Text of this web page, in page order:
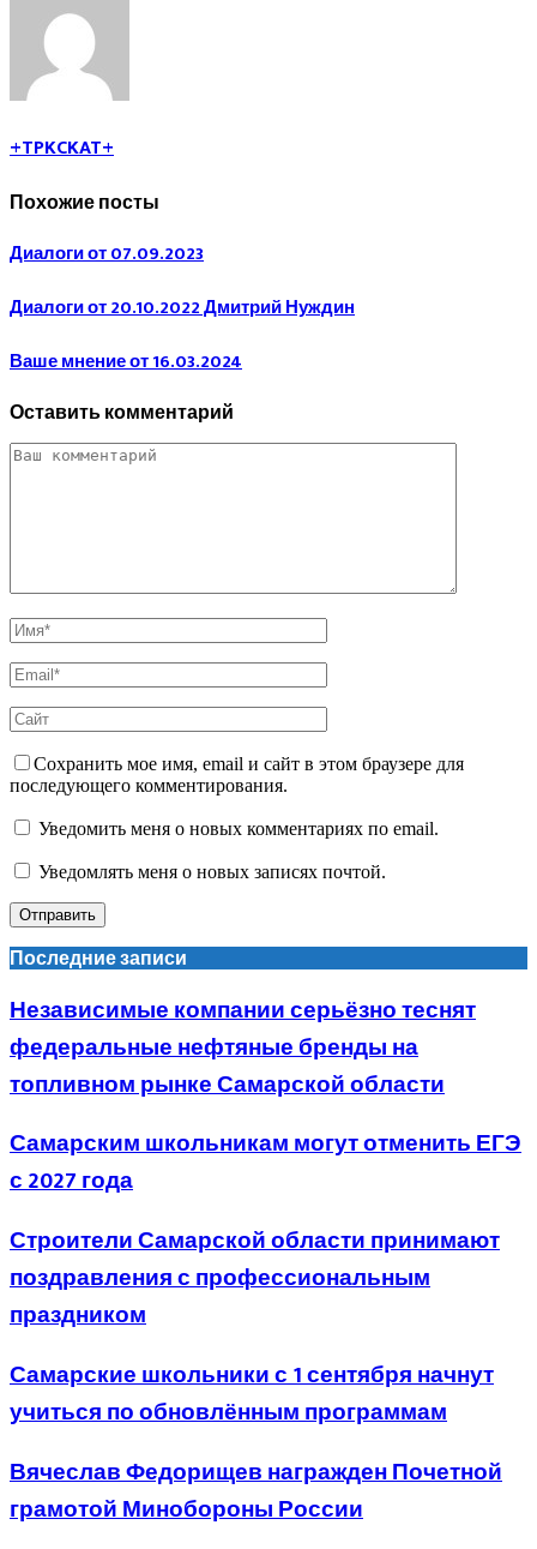
+TPKCKAT+
Похожие посты
Диалоги от 07.09.2023
Диалоги от 20.10.2022 Дмитрий Нуждин
Ваше мнение от 16.03.2024
Оставить комментарий
Сохранить мое имя, email и сайт в этом браузере для
последующего комментирования.
Уведомить меня о новых комментариях по email.
Уведомлять меня о новых записях почтой.
Последние записи
Независимые компании серьёзно теснят
федеральные нефтяные бренды на
топливном рынке Самарской области
Самарским школьникам могут отменить ЕГЭ
с 2027 года
Строители Самарской области принимают
поздравления с профессиональным
праздником
Самарские школьники с 1 сентября начнут
учиться по обновлённым программам
Вячеслав Федорищев награжден Почетной
грамотой Минобороны России